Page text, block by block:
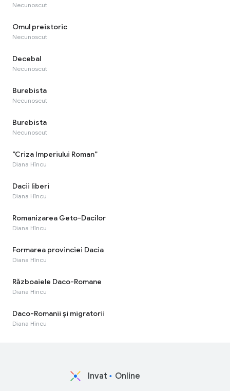
Necunoscut
Omul preistoric
Necunoscut
Decebal
Necunoscut
Burebista
Necunoscut
Burebista
Necunoscut
”Criza Imperiului Roman”
Diana Hîncu
Dacii liberi
Diana Hîncu
Romanizarea Geto-Dacilor
Diana Hîncu
Formarea provinciei Dacia
Diana Hîncu
Războaiele Daco-Romane
Diana Hîncu
Daco-Romanii și migratorii
Diana Hîncu
Invat Online